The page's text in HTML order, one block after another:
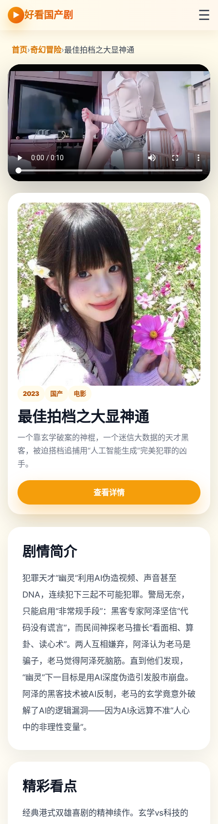
▶ 好看国产剧 ☰
首页›奇幻冒险›最佳拍档之大显神通
2023 国产 电影
最佳拍档之大显神通
一个靠玄学破案的神棍，一个迷信大数据的天才黑
客，被迫搭档追捕用“人工智能生成”完美犯罪的凶
手。
查看详情
剧情简介
犯罪天才“幽灵”利用AI伪造视频、声音甚至
DNA，连续犯下三起不可能犯罪。警局无奈，
只能启用“非常规手段”：黑客专家阿泽坚信“代
码没有谎言”，而民间神探老马擅长“看面相、算
卦、读心术”。两人互相嫌弃，阿泽认为老马是
骗子，老马觉得阿泽死脑筋。直到他们发现，
“幽灵”下一目标是用AI深度伪造引发股市崩盘。
阿泽的黑客技术被AI反制，老马的玄学竟意外破
解了AI的逻辑漏洞——因为AI永远算不准“人心
中的非理性变量”。
精彩看点
经典港式双雄喜剧的精神续作。玄学vs科技的